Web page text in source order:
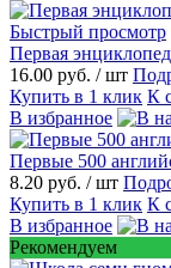
Быстрый просмотр
Первая
16.00 руб. / шт
Купить в 1 клик К
В избранное
Первые 500
8.20 руб. / шт
Купить в 1 клик К
В избранное
Рекомендуем